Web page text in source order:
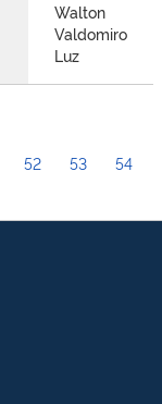
Walton
Valdomiro
Luz
52 53 54